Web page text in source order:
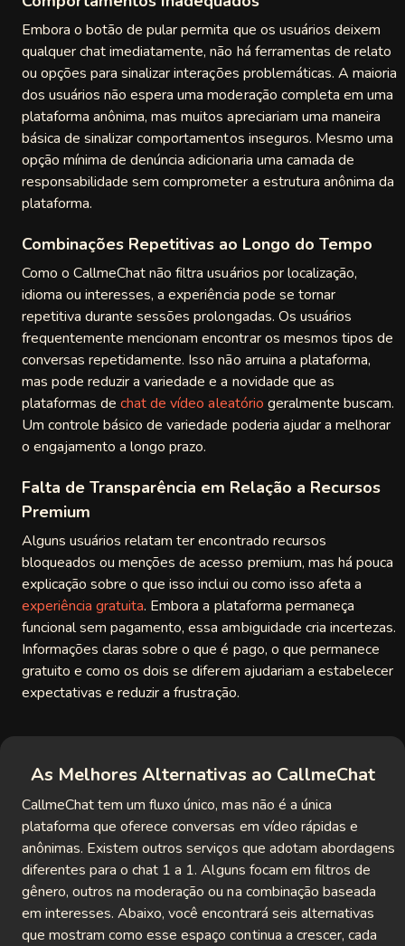
Embora o botão de pular permita que os usuários deixem
qualquer chat imediatamente, não há ferramentas de relato
ou opções para sinalizar interações problemáticas. A maioria
dos usuários não espera uma moderação completa em uma
plataforma anônima, mas muitos apreciariam uma maneira
básica de sinalizar comportamentos inseguros. Mesmo uma
opção mínima de denúncia adicionaria uma camada de
responsabilidade sem comprometer a estrutura anônima da
plataforma.
Combinações Repetitivas ao Longo do Tempo
Como o CallmeChat não filtra usuários por localização,
idioma ou interesses, a experiência pode se tornar
repetitiva durante sessões prolongadas. Os usuários
frequentemente mencionam encontrar os mesmos tipos de
conversas repetidamente. Isso não arruina a plataforma,
mas pode reduzir a variedade e a novidade que as
plataformas de chat de vídeo aleatório geralmente buscam.
Um controle básico de variedade poderia ajudar a melhorar
o engajamento a longo prazo.
Falta de Transparência em Relação a Recursos
Premium
Alguns usuários relatam ter encontrado recursos
bloqueados ou menções de acesso premium, mas há pouca
explicação sobre o que isso inclui ou como isso afeta a
experiência gratuita. Embora a plataforma permaneça
funcional sem pagamento, essa ambiguidade cria incertezas.
Informações claras sobre o que é pago, o que permanece
gratuito e como os dois se diferem ajudariam a estabelecer
expectativas e reduzir a frustração.
As Melhores Alternativas ao CallmeChat
CallmeChat tem um fluxo único, mas não é a única
plataforma que oferece conversas em vídeo rápidas e
anônimas. Existem outros serviços que adotam abordagens
diferentes para o chat 1 a 1. Alguns focam em filtros de
gênero, outros na moderação ou na combinação baseada
em interesses. Abaixo, você encontrará seis alternativas
que mostram como esse espaço continua a crescer, cada